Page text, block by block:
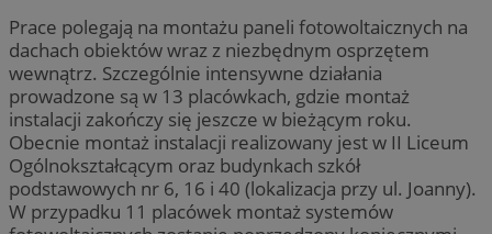
Prace polegają na montażu paneli fotowoltaicznych na
dachach obiektów wraz z niezbędnym osprzętem
wewnątrz. Szczególnie intensywne działania
prowadzone są w 13 placówkach, gdzie montaż
instalacji zakończy się jeszcze w bieżącym roku.
Obecnie montaż instalacji realizowany jest w II Liceum
Ogólnokształcącym oraz budynkach szkół
podstawowych nr 6, 16 i 40 (lokalizacja przy ul. Joanny).
W przypadku 11 placówek montaż systemów